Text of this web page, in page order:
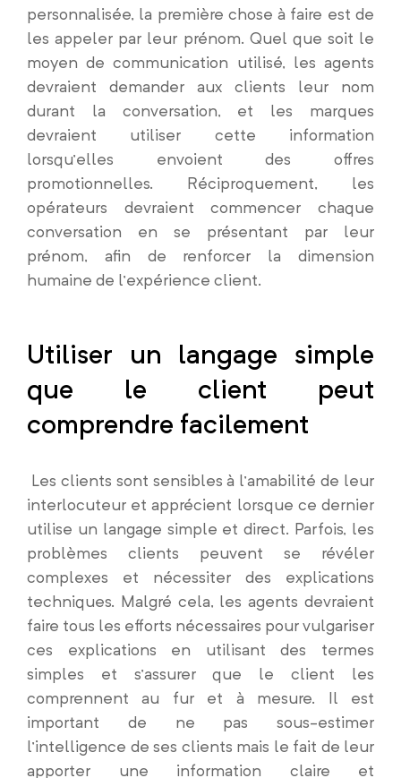
personnalisée, la première chose à faire est de
les appeler par leur prénom. Quel que soit le
moyen de communication utilisé, les agents
devraient demander aux clients leur nom
durant la conversation, et les marques
devraient utiliser cette information
lorsqu’elles envoient des offres
promotionnelles. Réciproquement, les
opérateurs devraient commencer chaque
conversation en se présentant par leur
prénom, afin de renforcer la dimension
humaine de l’expérience client.
Utiliser un langage simple
que le client peut
comprendre facilement
Les clients sont sensibles à l’amabilité de leur
interlocuteur et apprécient lorsque ce dernier
utilise un langage simple et direct. Parfois, les
problèmes clients peuvent se révéler
complexes et nécessiter des explications
techniques. Malgré cela, les agents devraient
faire tous les efforts nécessaires pour vulgariser
ces explications en utilisant des termes
simples et s’assurer que le client les
comprennent au fur et à mesure. Il est
important de ne pas sous-estimer
l’intelligence de ses clients mais le fait de leur
apporter une information claire et